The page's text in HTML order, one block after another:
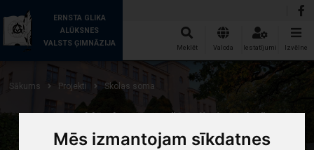
Mēs izmantojam sīkdatnes
ERNSTA GLIKA
ALŪKSNES
VALSTS ĢIMNĀZIJA
Izvēlne
Iestatījumi
Valoda
Meklēt
Sākums Projekti Skolas soma
Apmeklēs koncertu "Ģēnija jaunība"